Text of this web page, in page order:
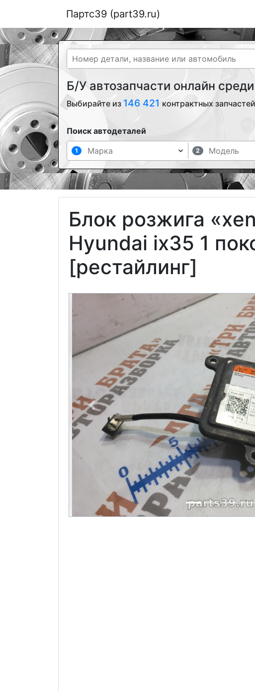
Партс39 (part39.ru)
Б/У автозапчасти онлайн среди
Выбирайте из 146 421 контрактных
Поиск автодеталей
1 2
Блок розжига
Hyundai ix35 1
[рестайлинг]
Previous